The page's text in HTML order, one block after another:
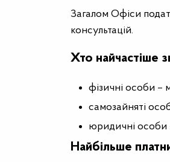
Загалом Офіси
консультацій.
Хто найчастіше
фізичні особи –
самозайняті
юридичні особи
Найбільше